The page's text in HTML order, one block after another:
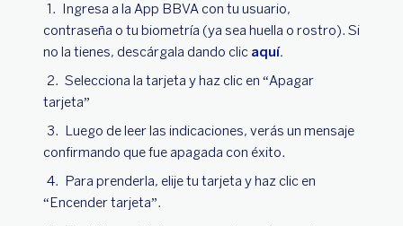
Ingresa a la App BBVA con tu usuario,
contraseña o tu biometría (ya sea huella o rostro). Si
no la tienes, descárgala dando clic aquí.
Selecciona la tarjeta y haz clic en “Apagar
tarjeta”
Luego de leer las indicaciones, verás un mensaje
confirmando que fue apagada con éxito.
Para prenderla, elije tu tarjeta y haz clic en
“Encender tarjeta”.